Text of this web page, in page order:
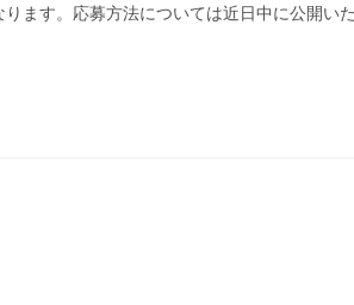
ます。応募方法については近日中に公開いた